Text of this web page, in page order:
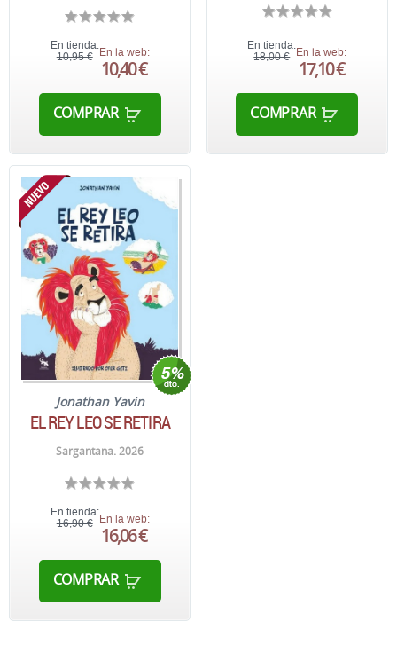
En tienda:
10,95 € En la web:
10,40 €
COMPRAR
En tienda:
18,00 € En la web:
17,10 €
COMPRAR
Jonathan Yavin
EL REY LEO SE RETIRA
Sargantana. 2026
En tienda:
16,90 € En la web:
16,06 €
COMPRAR